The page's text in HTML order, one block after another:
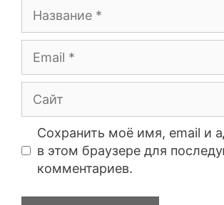
Сохранить моё имя, email и
в этом браузере для
комментариев.